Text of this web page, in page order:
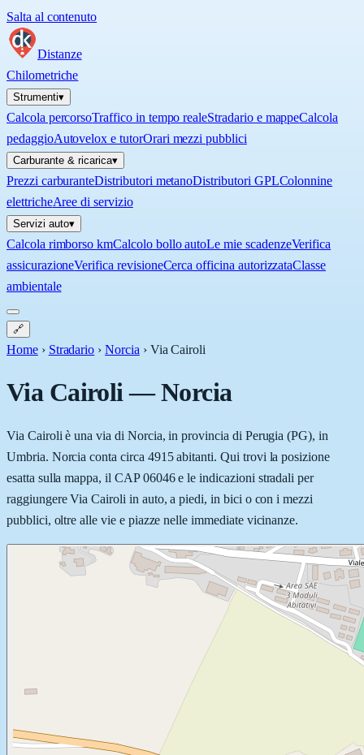
Salta al contenuto
Distanze
Chilometriche
Strumenti▾
Calcola percorsoTraffico in tempo realeStradario e mappeCalcola
pedaggioAutovelox e tutorOrari mezzi pubblici
Carburante & ricarica▾
Prezzi carburanteDistributori metanoDistributori GPLColonnine
elettricheAree di servizio
Servizi auto▾
Calcola rimborso kmCalcolo bollo autoLe mie scadenzeVerifica
assicurazioneVerifica revisioneCerca officina autorizzataClasse
ambientale
🔗
Home › Stradario › Norcia › Via Cairoli
Via Cairoli—Norcia
Via Cairoli è una via di Norcia, in provincia di Perugia (PG), in
Umbria. Norcia conta circa 4915 abitanti. Qui trovi la posizione
esatta sulla mappa, il CAP 06046 e le indicazioni stradali per
raggiungere Via Cairoli in auto, a piedi, in bici o con i mezzi
pubblici, oltre alle vie e piazze nelle immediate vicinanze.